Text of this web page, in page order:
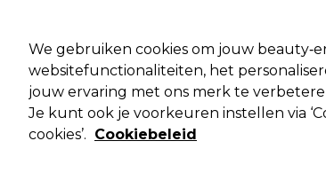
Merken
Deals 🌟
Volgende dag geleverd*
We gebruiken cookies om jouw
websitefunctionaliteiten, het
jouw ervaring met ons merk te
Je kunt ook je voorkeuren instellen via
cookies’. Cookiebeleid